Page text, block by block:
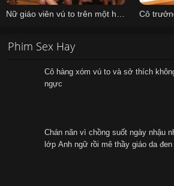
Phim Sex Hay
Cô hàng xóm vú to và sở thích
ngực
Chán nãn vì chồng suốt ngày nhậu
lớp Anh ngữ rồi mê thầy giáo da đen